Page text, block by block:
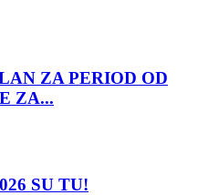
ZA PERIOD OD
ZA...
SU TU!